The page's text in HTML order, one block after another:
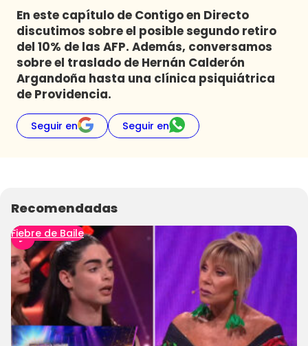
En este capítulo de Contigo en Directo
discutimos sobre el posible segundo retiro
del 10% de las AFP. Además, conversamos
sobre el traslado de Hernán Calderón
Argandoña hasta una clínica psiquiátrica
de Providencia.
Seguir en Seguir en
Recomendadas
Fiebre de Baile
Contigo en Directo
Plan Perfecto
El Tiempo
Sabingo
Todos Los Programas